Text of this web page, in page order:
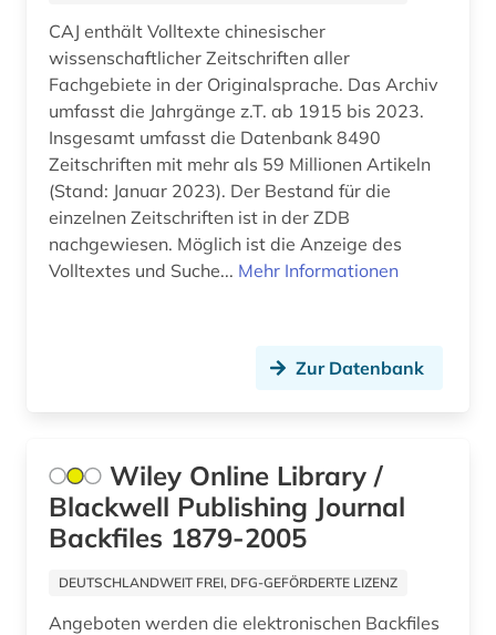
duftstoff (1)
ejournals (1)
elektronische zeitschrift (7)
elektronisches buch (5)
elektronisches publizieren (1)
emil von behring (1)
europäische union (3)
evaluation (2)
evidenz-basierte medizin (5)
farnpflanze (1)
CAJ enthält Volltexte chinesischer
wissenschaftlicher Zeitschriften aller
Fachgebiete in der Originalsprache. Das Archiv
umfasst die Jahrgänge z.T. ab 1915 bis 2023.
Insgesamt umfasst die Datenbank 8490
Zeitschriften mit mehr als 59 Millionen Artikeln
(Stand: Januar 2023). Der Bestand für die
einzelnen Zeitschriften ist in der ZDB
nachgewiesen. Möglich ist die Anzeige des
Volltextes und Suche... Mehr Informationen
Zur Datenbank
Wiley Online Library /
Blackwell Publishing Journal
Backfiles 1879-2005
DEUTSCHLANDWEIT FREI, DFG-GEFÖRDERTE LIZENZ
Angeboten werden die elektronischen Backfiles